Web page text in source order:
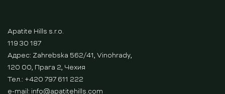
Apatite Hills s.r.o.
119 30 187
Адрес: Zahrebska 562/41, Vinohrady,
120 00, Прага 2, Чехия
Тел.: +420 797 611 222
e-mail: info@apatitehills.com